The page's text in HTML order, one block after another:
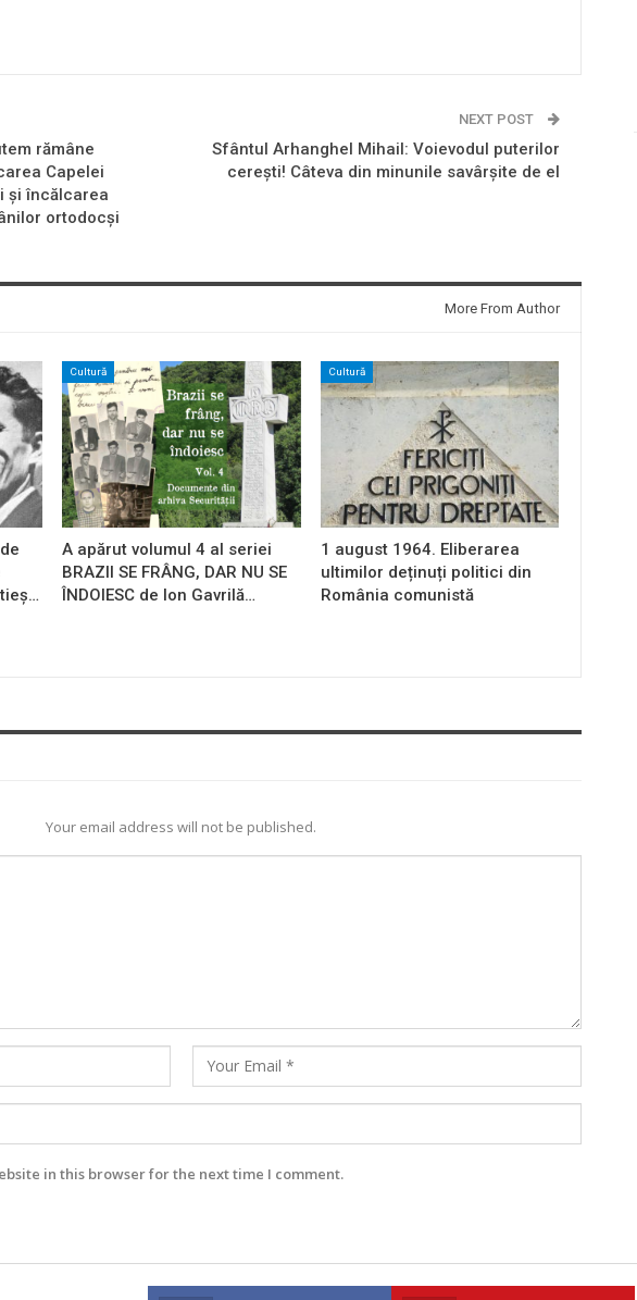
rămâne
Capelei
și încălcarea
ortodocși
NEXT POST
Sfântul Arhanghel Mihail: Voievodul puterilor
cereşti! Câteva din minunile savârşite de el
More From Author
Cultură
A apărut volumul 4 al seriei
BRAZII SE FRÂNG, DAR NU SE
ÎNDOIESC de Ion Gavrilă…
Cultură
1 august 1964. Eliberarea
ultimilor deținuți politici din
România comunistă
Your email address will not be published.
in this browser for the next time I comment.